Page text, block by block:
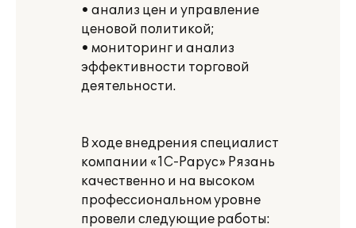
• анализ цен и управление
ценовой политикой;
• мониторинг и анализ
эффективности торговой
деятельности.
В ходе внедрения специалист
компании «1С-Рарус» Рязань
качественно и на высоком
профессиональном уровне
провели следующие работы: